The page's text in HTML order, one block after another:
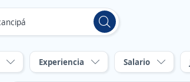
Experiencia Salario